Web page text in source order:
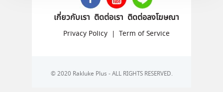
เกี่ยวกับเรา ติดต่อเรา ติดต่อลงโฆษณา
Privacy Policy | Term of Service
© 2020 Rakluke Plus - ALL RIGHTS RESERVED.